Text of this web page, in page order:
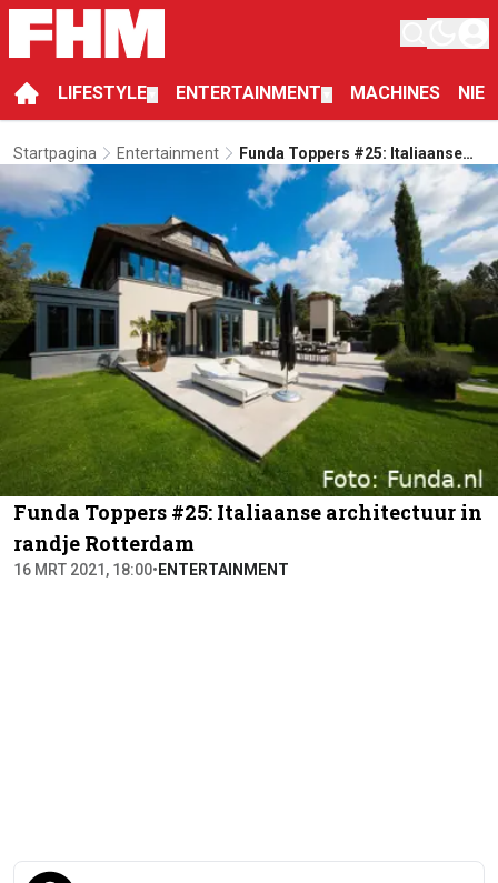
LIFESTYLE ENTERTAINMENT MACHINES
Startpagina Entertainment
Funda Toppers #25: Italiaanse
Architectuur In Randje
Rotterdam
Funda Toppers #25: Italiaanse architectuur in
randje Rotterdam
16 MRT 2021, 18:00• ENTERTAINMENT